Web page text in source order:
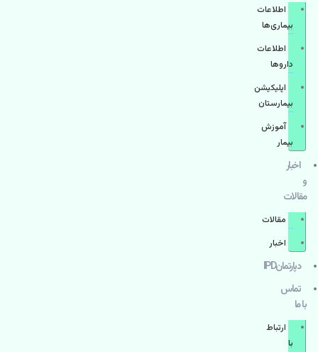
اطلاعات
بیماری‌ها
اطلاعات
دارو‌ها
اپليكيشن
بيمارستان
آموزش
بیمار
اخبار
و
مقالات
مقالات
اخبار
دپارتمانIPD
تماس
با ما
ارتباط
با